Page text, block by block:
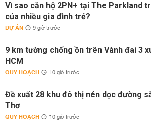
Vì sao căn hộ 2PN+ tại The Parkland
của nhiều gia đình trẻ?
DỰ ÁN 9 giờ trước
9 km tường chống ồn trên Vành đai 3
HCM
QUY HOẠCH 10 giờ trước
Đề xuất 28 khu đô thị nén dọc đường
Thơ
QUY HOẠCH 10 giờ trước